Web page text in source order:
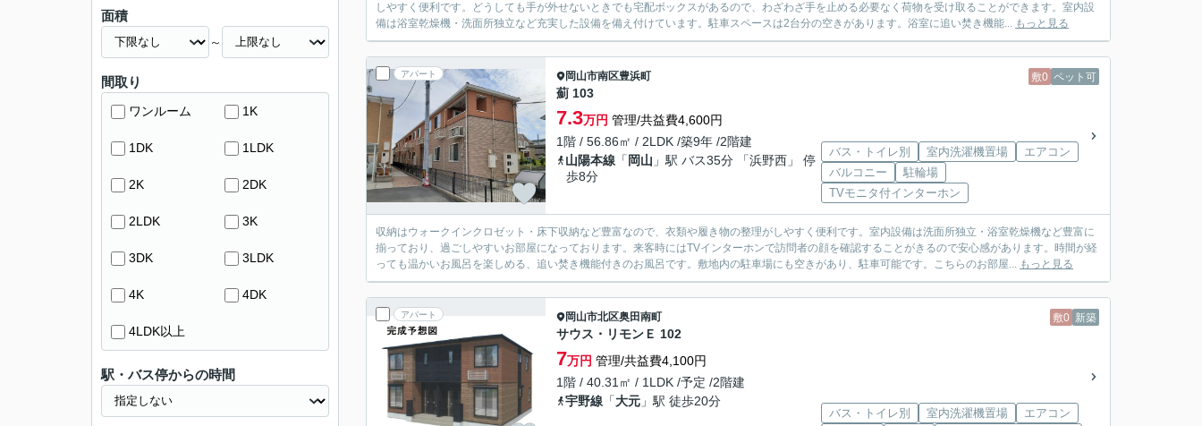
しやすく便利です。どうしても手が外せないときでも宅配ボックスがあるので、わざわざ手を止める必要なく荷物を受け取ることができます。室内設
備は浴室乾燥機・洗面所独立など充実した設備を備え付けています。駐車スペースは2台分の空きがあります。浴室に追い焚き機能... もっと見る
アパート 敷0 ペット可
岡山市南区豊浜町
薊 103
7.3万円 管理/共益費4,600円
1階 / 56.86㎡ / 2LDK /築9年 /2階建
山陽本線 「 岡山 」駅 バス35分 「浜野西」 停
歩8分
バス・トイレ別 室内洗濯機置場
エアコン
バルコニー
駐輪場
TVモニタ付インターホン
収納はウォークインクロゼット・床下収納など豊富なので、衣類や履き物の整理がしやすく便利です。室内設備は洗面所独立・浴室乾燥機など豊富に
揃っており、過ごしやすいお部屋になっております。来客時にはTVインターホンで訪問者の顔を確認することがきるので安心感があります。時間が経
っても温かいお風呂を楽しめる、追い焚き機能付きのお風呂です。敷地内の駐車場にも空きがあり、駐車可能です。こちらのお部屋... もっと見る
アパート 敷0 新築
岡山市北区奥田南町
サウス・リモンＥ 102
7万円 管理/共益費4,100円
1階 / 40.31㎡ / 1LDK /予定 /2階建
宇野線 「大元 」駅 徒歩20分
バス・トイレ別 室内洗濯機置場
エアコン
面積
～
間取り
ワンルーム 1K
1DK 1LDK
2K 2DK
2LDK 3K
3DK 3LDK
4K 4DK
4LDK以上
駅・バス停からの時間